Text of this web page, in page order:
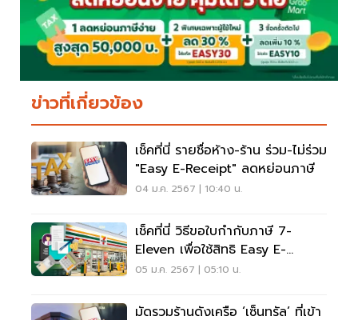
ข่าวที่เกี่ยวข้อง
เช็คที่นี่ รายชื่อห้าง-ร้าน ร่วม-ไม่ร่วม
"Easy E-Receipt" ลดหย่อนภาษี
04 ม.ค. 2567 | 10:40 น.
เช็คที่นี่ วิธีขอใบกำกับภาษี 7-
Eleven เพื่อใช้สิทธิ Easy E-
Receipt
05 ม.ค. 2567 | 05:10 น.
มัดรวมร้านดังเครือ ‘เซ็นทรัล’ ที่เข้า